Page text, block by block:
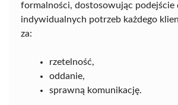
formalności, dostosowując podejście
indywidualnych potrzeb każdego
za:
rzetelność,
oddanie,
sprawną komunikację.